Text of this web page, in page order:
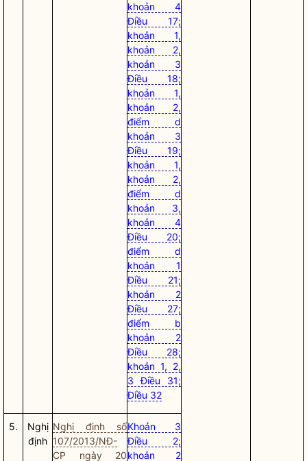
khoản 4
Điều 17;
khoản 1,
khoản 2,
khoản 3
Điều 18;
khoản 1,
khoản 2,
điểm d
khoản 3
Điều 19;
khoản 1,
khoản 2,
điểm d
khoản 3,
khoản 4
Điều 20;
điểm d
khoản 1
Điều 21;
khoản 2
Điều 27;
điểm b
khoản 2
Điều 28;
khoản 1, 2,
3 Điều 31;
Điều 32
5.
Nghị
định
Nghị định số
107/2013/NĐ-
CP ngày 20
Khoản 3
Điều 2;
khoản 2